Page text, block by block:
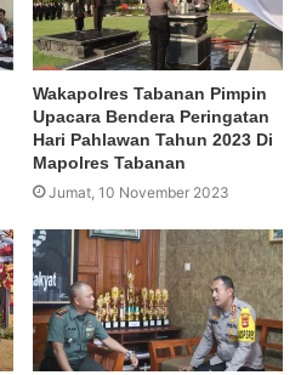
Wakapolres Tabanan Pimpin
Upacara Bendera Peringatan
Hari Pahlawan Tahun 2023 Di
Mapolres Tabanan
Jumat, 10 November 2023